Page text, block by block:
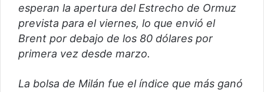
ó
n
i
c
esperan la apertura del Estrecho de Ormuz
prevista para el viernes, lo que envió el
Brent por debajo de los 80 dólares por
primera vez desde marzo.
La bolsa de Milán fue el índice que más ganó